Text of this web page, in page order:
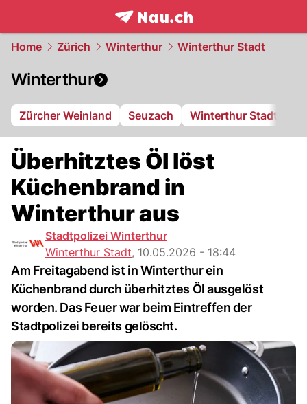
frontpage.NAU.ch
Home Zürich Winterthur Winterthur Stadt
Winterthur
Zürcher Weinland Seuzach Winterthur Stadt
Überhitztes Öl löst
Küchenbrand in
Winterthur aus
Stadtpolizei Winterthur
Winterthur Stadt, 10.05.2026 - 18:44
Am Freitagabend ist in Winterthur ein
Küchenbrand durch überhitztes Öl ausgelöst
worden. Das Feuer war beim Eintreffen der
Stadtpolizei bereits gelöscht.